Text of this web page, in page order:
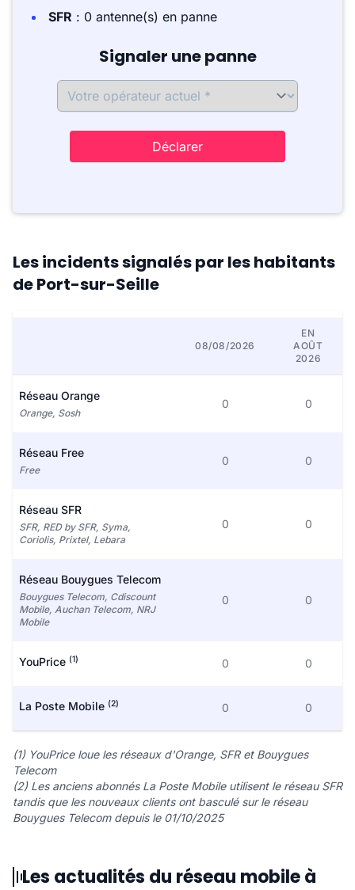
SFR : 0 antenne(s) en panne
Signaler une panne
Déclarer
Les incidents signalés par les habitants
de Port-sur-Seille
08/08/2026
EN
AOÛT
2026
Réseau Orange
Orange, Sosh
0 0
Réseau Free
Free
0 0
Réseau SFR
SFR, RED by SFR, Syma,
Coriolis, Prixtel, Lebara
0 0
Réseau Bouygues Telecom
Bouygues Telecom, Cdiscount
Mobile, Auchan Telecom, NRJ
Mobile
0 0
YouPrice (1) 0 0
La Poste Mobile (2) 0 0
(1) YouPrice loue les réseaux d'Orange, SFR et Bouygues
Telecom
(2) Les anciens abonnés La Poste Mobile utilisent le réseau SFR
tandis que les nouveaux clients ont basculé sur le réseau
Bouygues Telecom depuis le 01/10/2025
Les actualités du réseau mobile à